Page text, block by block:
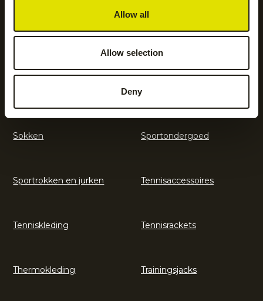
Allow all
Allow selection
DenyShorts
Sokken Sportondergoed
Sportrokken en jurken Tennisaccessoires
Tenniskleding Tennisrackets
Thermokleding Trainingsjacks